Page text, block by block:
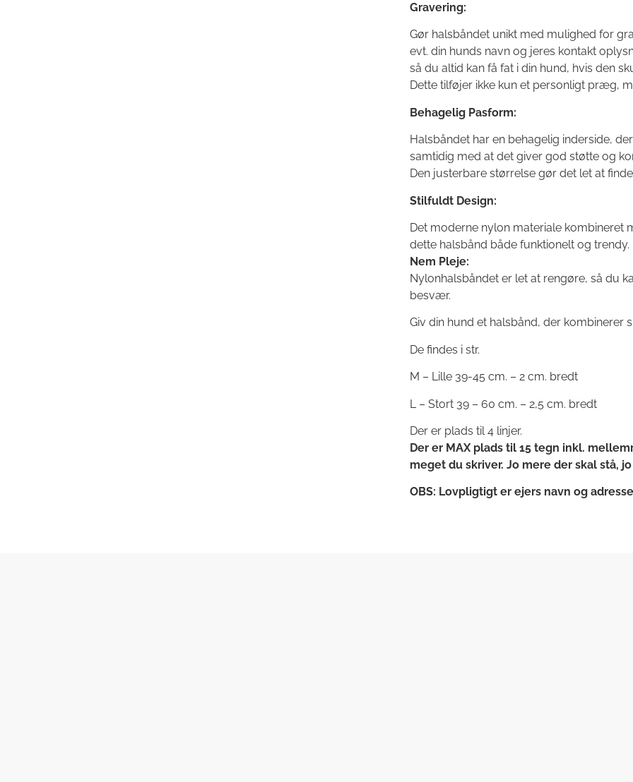
Gravering:
Gør halsbåndet unikt med mulighed for
evt. din hunds navn og jeres kontakt
så du altid kan få fat i din hund, hvis den
Dette tilføjer ikke kun et personligt præg,
Behagelig Pasform:
Halsbåndet har en behagelig inderside,
samtidig med at det giver god støtte og
Den justerbare størrelse gør det let at
Stilfuldt Design:
Det moderne nylon materiale kombineret
dette halsbånd både funktionelt og trendy.
Nem Pleje:
Nylonhalsbåndet er let at rengøre, så du
besvær.
Giv din hund et halsbånd, der kombinerer
De findes i str.
M – Lille 39-45 cm. – 2 cm. bredt
L – Stort 39 – 60 cm. – 2,5 cm. bredt
Der er plads til 4 linjer.
Der er MAX plads til 15 tegn inkl.
meget du skriver. Jo mere der skal stå,
OBS: Lovpligtigt er ejers navn og